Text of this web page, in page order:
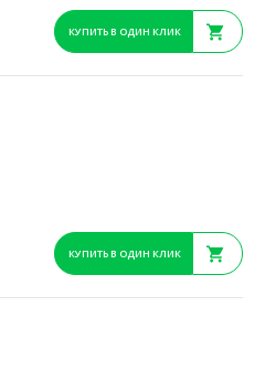
КУПИТЬ В ОДИН КЛИК
КУПИТЬ В ОДИН КЛИК